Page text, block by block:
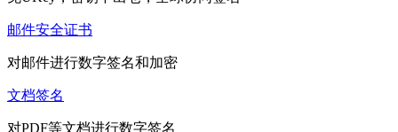
邮件安全证书
对邮件进行数字签名和加密
文档签名
对PDF等文档进行数字签名